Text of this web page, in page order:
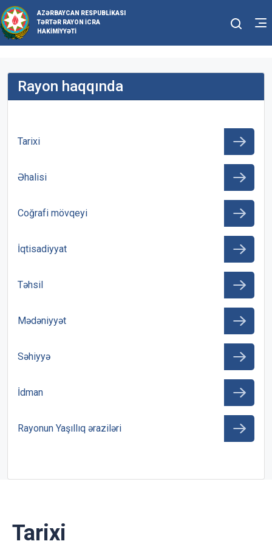
AZƏRBAYCAN RESPUBLIKASI
TƏRTƏR RAYON İCRA
HAKIMIYYƏTI
Rayon haqqında
Tarixi
Əhalisi
Coğrafi mövqeyi
İqtisadiyyat
Təhsil
Mədəniyyət
Səhiyyə
İdman
Rayonun Yaşıllıq əraziləri
Tarixi